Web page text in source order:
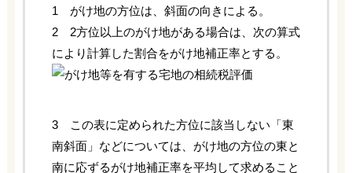
1 がけ地の方位は、斜面の向きによる。
2 2方位以上のがけ地がある場合は、次の算式
により計算した割合をがけ地補正率とする。
3 この表に定められた方位に該当しない「東
南斜面」などについては、がけ地の方位の東と
南に応ずるがけ地補正率を平均して求めること